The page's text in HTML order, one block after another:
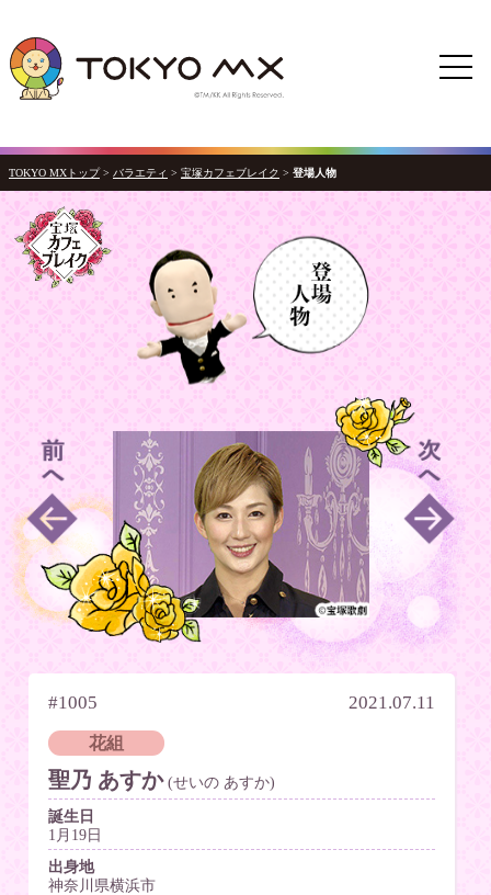
TOKYO MXトップ > バラエティ > 宝塚カフェブレイク > 登場人物
#1005 2021.07.11
花組
聖乃 あすか (せいの あすか)
誕生日
1月19日
出身地
神奈川県横浜市